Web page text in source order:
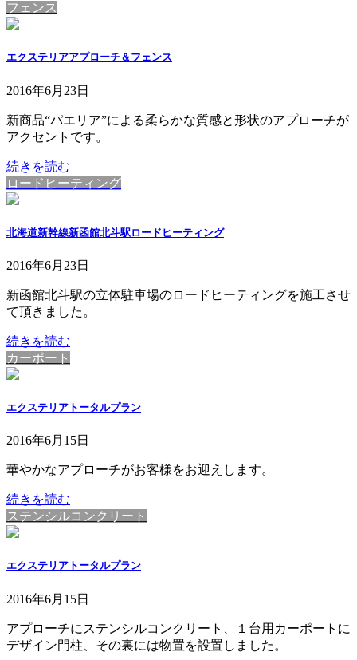
フェンス
エクステリアアプローチ＆フェンス
2016年6月23日
新商品“パエリア”による柔らかな質感と形状のアプローチが
アクセントです。
続きを読む
ロードヒーティング
北海道新幹線新函館北斗駅ロードヒーティング
2016年6月23日
新函館北斗駅の立体駐車場のロードヒーティングを施工させ
て頂きました。
続きを読む
カーポート
エクステリアトータルプラン
2016年6月15日
華やかなアプローチがお客様をお迎えします。
続きを読む
ステンシルコンクリート
エクステリアトータルプラン
2016年6月15日
アプローチにステンシルコンクリート、１台用カーポートに
デザイン門柱、その裏には物置を設置しました。